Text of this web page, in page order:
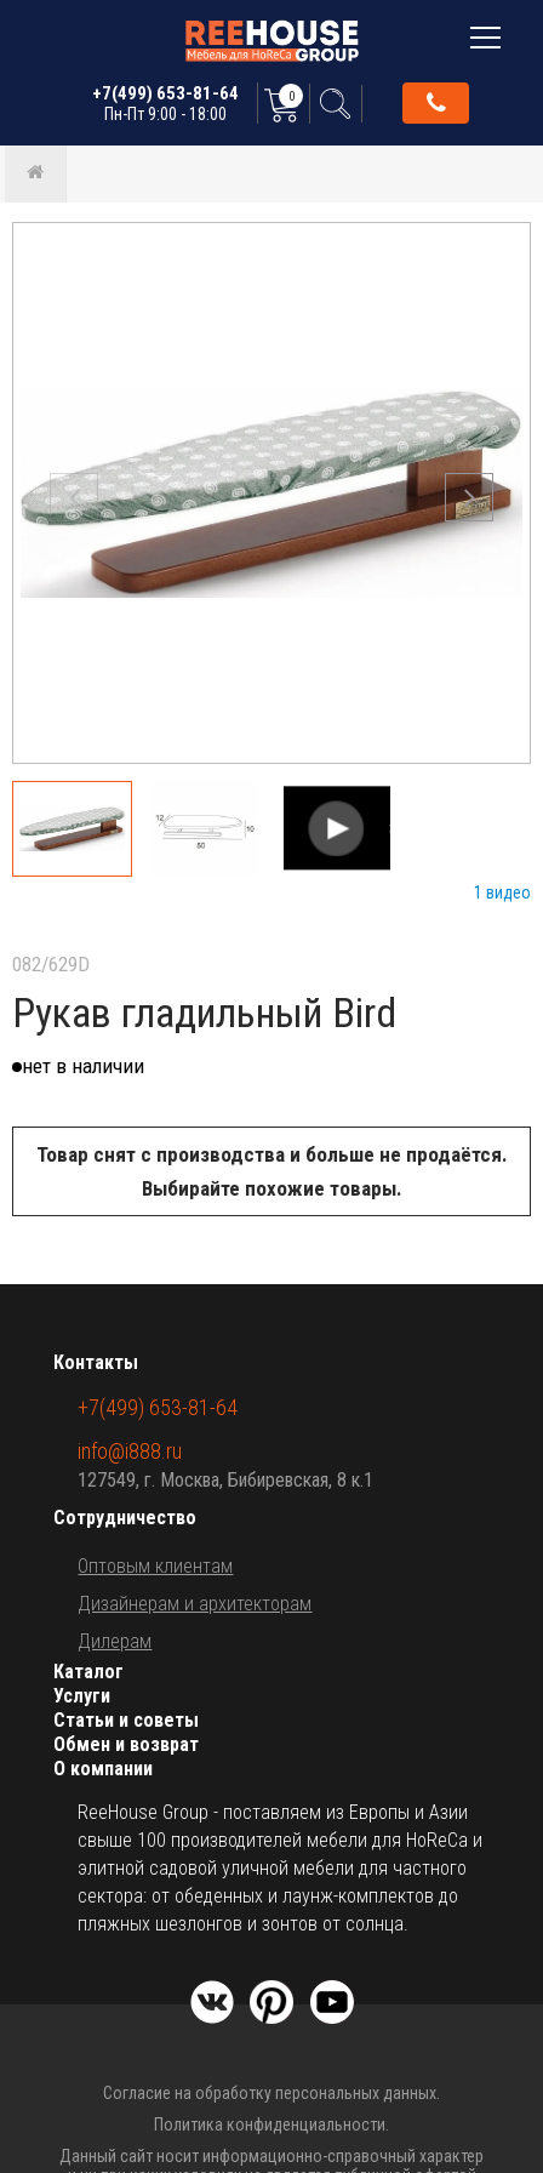
+7(499) 653-81-64
Пн-Пт 9:00 - 18:00
0
1 видео
082/629D
Рукав гладильный Bird
нет в наличии
Товар снят с производства и больше не продаётся.
Выбирайте похожие товары.
О компании
ReeHouse Group - поставляем из Европы и Азии
свыше 100 производителей мебели для HoReCa и
элитной садовой уличной мебели для частного
сектора: от обеденных и лаунж-комплектов до
пляжных шезлонгов и зонтов от солнца.
Каталог
Услуги
Статьи и советы
Обмен и возврат
Сотрудничество
Оптовым клиентам
Дизайнерам и архитекторам
Дилерам
Контакты
+7(499) 653-81-64
info@i888.ru
127549, г. Москва, Бибиревская, 8 к.1
Согласие на обработку персональных данных.
Политика конфиденциальности.
Данный сайт носит информационно-справочный характер